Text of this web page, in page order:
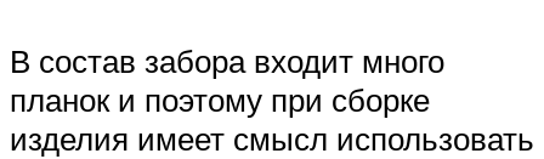
В состав забора входит много
планок и поэтому при сборке
изделия имеет смысл использовать